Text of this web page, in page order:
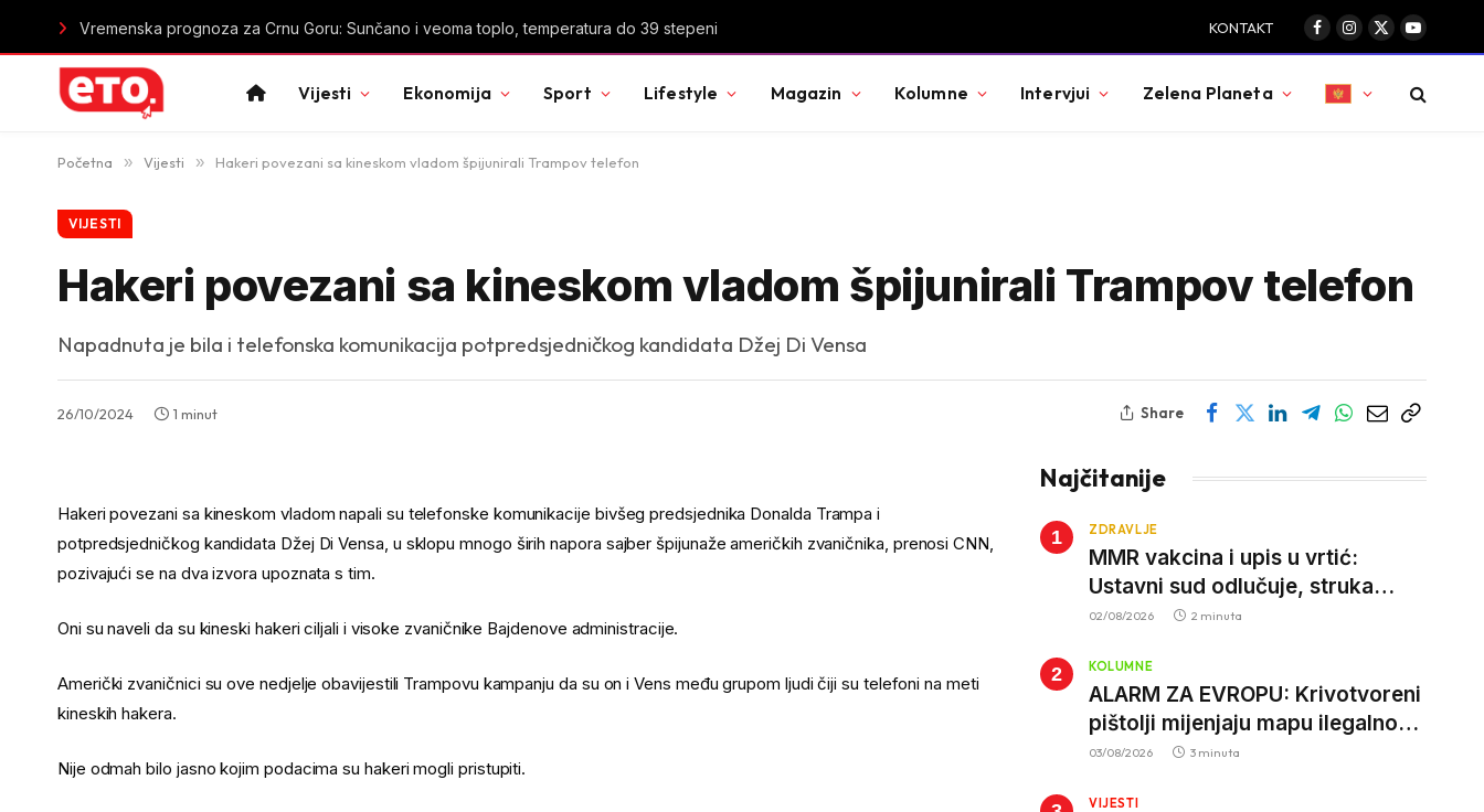
Vremenska prognoza za Crnu Goru: Sunčano i veoma toplo, temperatura do 39 stepeni KONTAKT
Facebook
Instagram
X
(Twitter)
YouTube
Vijesti Ekonomija Sport Lifestyle Magazin Kolumne Intervjui Zelena Planeta
Početna » Vijesti » Hakeri povezani sa kineskom vladom špijunirali Trampov telefon
VIJESTI
Hakeri povezani sa kineskom vladom špijunirali Trampov telefon
Napadnuta je bila i telefonska komunikacija potpredsjedničkog kandidata Džej Di Vensa
26/10/2024 1 minut Share
Hakeri povezani sa kineskom vladom napali su telefonske komunikacije bivšeg predsjednika Donalda Trampa i
potpredsjedničkog kandidata Džej Di Vensa, u sklopu mnogo širih napora sajber špijunaže američkih zvaničnika, prenosi CNN,
pozivajući se na dva izvora upoznata s tim.
Oni su naveli da su kineski hakeri ciljali i visoke zvaničnike Bajdenove administracije.
Američki zvaničnici su ove nedjelje obavijestili Trampovu kampanju da su on i Vens među grupom ljudi čiji su telefoni na meti
kineskih hakera.
Nije odmah bilo jasno kojim podacima su hakeri mogli pristupiti.
Najčitanije
ZDRAVLJE
MMR vakcina i upis u vrtić:
Ustavni sud odlučuje, struka
poziva roditelje da vjeruju nauci
02/08/2026 2 minuta
KOLUMNE
ALARM ZA EVROPU: Krivotvoreni
pištolji mijenjaju mapu ilegalnog
tržišta, istrage ukazuju na
03/08/2026 3 minuta
VIJESTI